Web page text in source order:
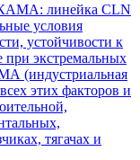
линейка CLN
условия
устойчивости к
при экстремальных
(индустриальная
этих факторов и
тягачах и